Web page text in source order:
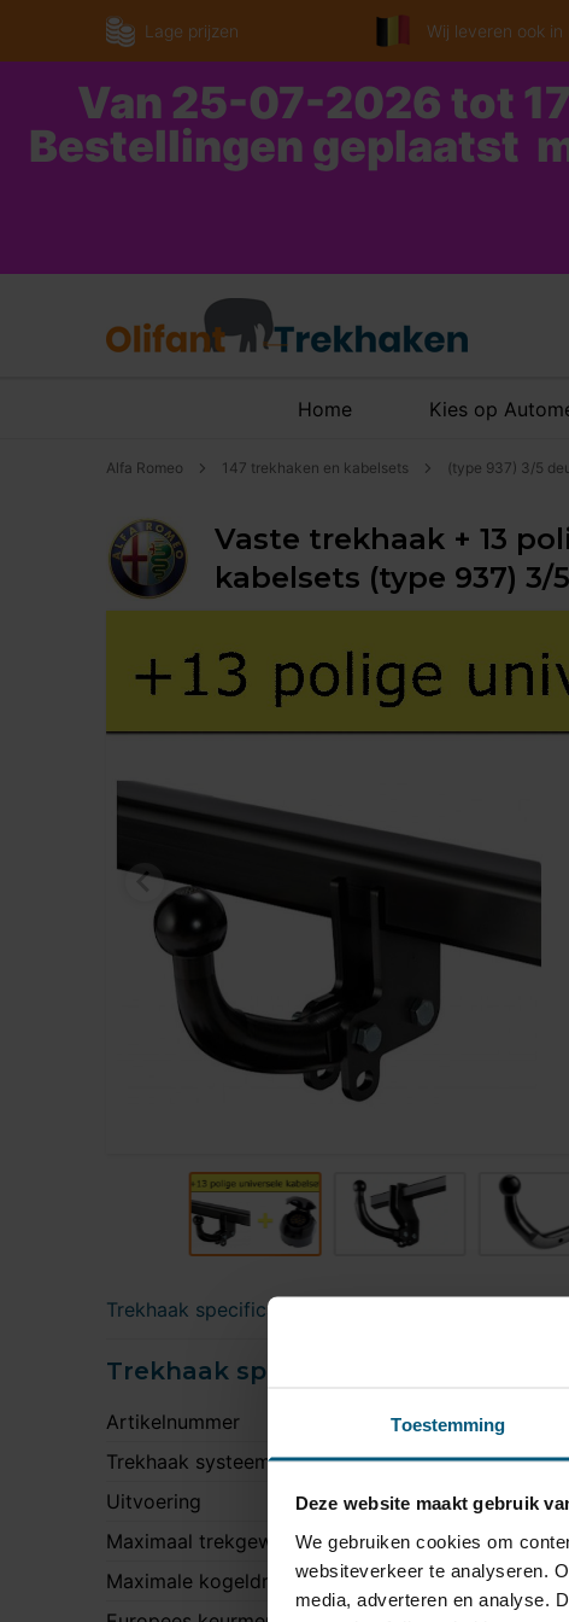
Toestemming
Deze website maakt gebruik
We gebruiken cookies om
websiteverkeer te analyseren.
media, adverteren en analyse.
Lage prijzen Wij leveren ook in
Van 25-07-2026 tot
Bestellingen geplaatst
Home Kies op
Alfa Romeo 147 trekhaken en kabelsets (type 937) 3/5
Vaste trekhaak + 13
kabelsets (type 937) 3/
Trekhaak specificatie
Trekhaak specificatie
Artikelnummer
Trekhaak systeem
Vast
Uitvoering
Maximaal trekgewicht
Maximale kogeldruk
60